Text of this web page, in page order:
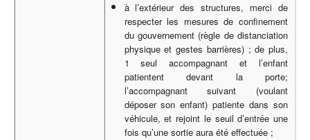
à l’extérieur des structures, merci de
respecter les mesures de confinement
du gouvernement (règle de distanciation
physique et gestes barrières) ; de plus,
1 seul accompagnant et l’enfant
patientent devant la porte;
l’accompagnant suivant (voulant
déposer son enfant) patiente dans son
véhicule, et rejoint le seuil d’entrée une
fois qu’une sortie aura été effectuée ;